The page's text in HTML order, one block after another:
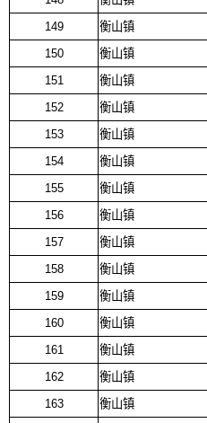
149
衡山镇
150
衡山镇
151
衡山镇
152
衡山镇
153
衡山镇
154
衡山镇
155
衡山镇
156
衡山镇
157
衡山镇
158
衡山镇
159
衡山镇
160
衡山镇
161
衡山镇
162
衡山镇
163
衡山镇